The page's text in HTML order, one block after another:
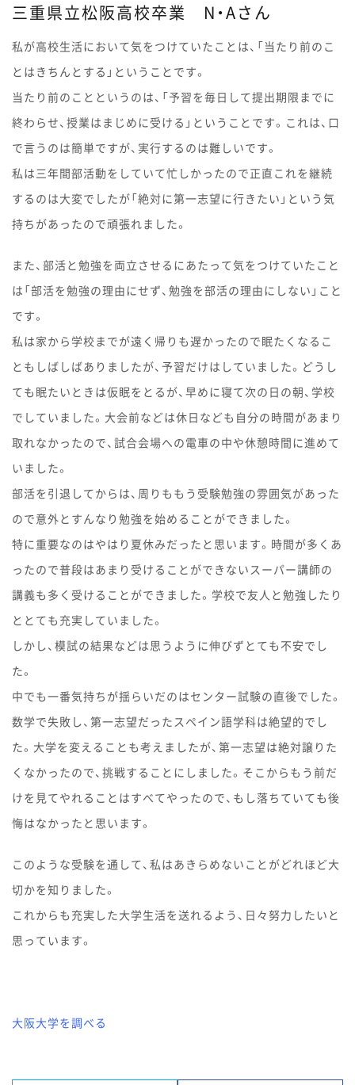
三重県立松阪高校卒業 N・Aさん
私が高校生活において気をつけていたことは、「当たり前のこ
とはきちんとする」ということです。
当たり前のことというのは、「予習を毎日して提出期限までに
終わらせ、授業はまじめに受ける」ということです。これは、口
で言うのは簡単ですが、実行するのは難しいです。
私は三年間部活動をしていて忙しかったので正直これを継続
するのは大変でしたが「絶対に第一志望に行きたい」という気
持ちがあったので頑張れました。
また、部活と勉強を両立させるにあたって気をつけていたこと
は「部活を勉強の理由にせず、勉強を部活の理由にしない」こと
です。
私は家から学校までが遠く帰りも遅かったので眠たくなるこ
ともしばしばありましたが、予習だけはしていました。どうし
ても眠たいときは仮眠をとるが、早めに寝て次の日の朝、学校
でしていました。大会前などは休日なども自分の時間があまり
取れなかったので、試合会場への電車の中や休憩時間に進めて
いました。
部活を引退してからは、周りももう受験勉強の雰囲気があった
ので意外とすんなり勉強を始めることができました。
特に重要なのはやはり夏休みだったと思います。時間が多くあ
ったので普段はあまり受けることができないスーパー講師の
講義も多く受けることができました。学校で友人と勉強したり
ととても充実していました。
しかし、模試の結果などは思うように伸びずとても不安でし
た。
中でも一番気持ちが揺らいだのはセンター試験の直後でした。
数学で失敗し、第一志望だったスペイン語学科は絶望的でし
た。大学を変えることも考えましたが、第一志望は絶対譲りた
くなかったので、挑戦することにしました。そこからもう前だ
けを見てやれることはすべてやったので、もし落ちていても後
悔はなかったと思います。
このような受験を通して、私はあきらめないことがどれほど大
切かを知りました。
これからも充実した大学生活を送れるよう、日々努力したいと
思っています。
大阪大学を調べる